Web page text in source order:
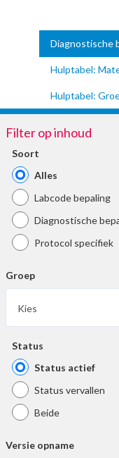
Diagnostische
Hulptabel:
Hulptabel:
Filter op inhoud
Soort
Alles
Labcode bepaling
Diagnostische
Protocol specifiek
Groep
Kies
Status
Status actief
Status vervallen
Beide
Versie opname